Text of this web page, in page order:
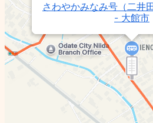
さわやかみなみ号（二井
- 大館市